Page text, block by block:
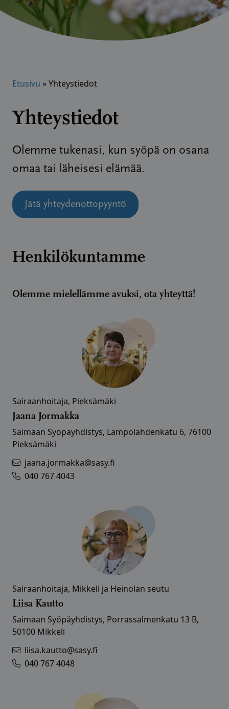
Etusivu »Yhteystiedot
Yhteystiedot
Olemme tukenasi, kun syöpä on osana
omaa tai läheisesi elämää.
Jätä yhteydenottopyyntö
Henkilökuntamme
Olemme mielellämme avuksi, ota yhteyttä!
Sairaanhoitaja, Pieksämäki
Jaana Jormakka
Saimaan Syöpäyhdistys, Lampolahdenkatu 6, 76100
Pieksämäki
jaana.jormakka@sasy.fi
040 767 4043
Sairaanhoitaja, Mikkeli ja Heinolan seutu
Liisa Kautto
Saimaan Syöpäyhdistys, Porrassalmenkatu 13 B,
50100 Mikkeli
liisa.kautto@sasy.fi
040 767 4048